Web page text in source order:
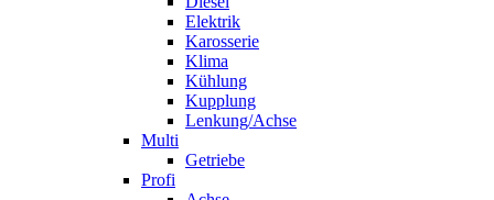
Elektrik
Karosserie
Klima
Kühlung
Kupplung
Lenkung/Achse
Multi
Getriebe
Profi